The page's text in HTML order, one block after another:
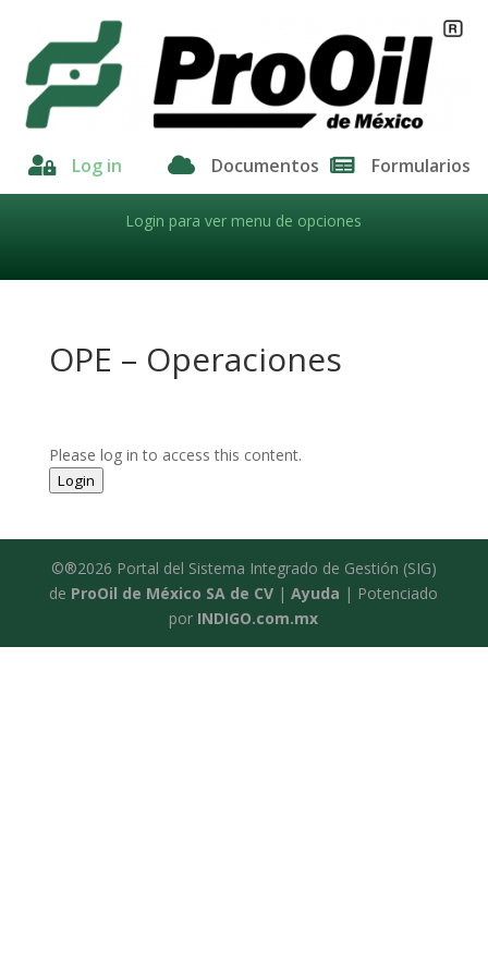
 Log in  Documentos  Formularios
Login para ver menu de opciones
OPE – Operaciones
Please log in to access this content.
Login
©®2026 Portal del Sistema Integrado de Gestión (SIG)
de ProOil de México SA de CV |Ayuda | Potenciado
por INDIGO.com.mx